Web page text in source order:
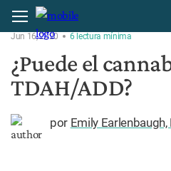
Home Condiciones
Jun 16, 2020 6 lectura mínima
¿Puede el
TDAH/ADD?
por Emily Earlenbaugh,